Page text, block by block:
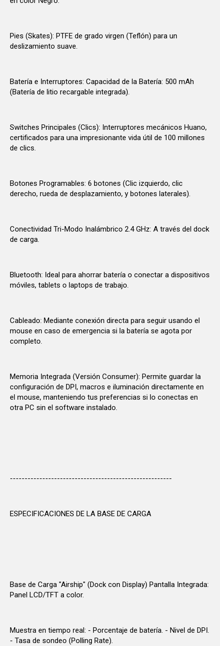
Pies (Skates): PTFE de grado virgen (Teflón) para un
deslizamiento suave.
Batería e Interruptores: Capacidad de la Batería: 500 mAh
(Batería de litio recargable integrada).
Switches Principales (Clics): Interruptores mecánicos Huano,
certificados para una impresionante vida útil de 100 millones
de clics.
Botones Programables: 6 botones (Clic izquierdo, clic
derecho, rueda de desplazamiento, y botones laterales).
Conectividad Tri-Modo Inalámbrico 2.4 GHz: A través del dock
de carga.
Bluetooth: Ideal para ahorrar batería o conectar a dispositivos
móviles, tablets o laptops de trabajo.
Cableado: Mediante conexión directa para seguir usando el
mouse en caso de emergencia si la batería se agota por
completo.
Memoria Integrada (Versión Consumer): Permite guardar la
configuración de DPI, macros e iluminación directamente en
el mouse, manteniendo tus preferencias si lo conectas en
otra PC sin el software instalado.
-------------------------------------------------------
ESPECIFICACIONES DE LA BASE DE CARGA
Base de Carga "Airship" (Dock con Display) Pantalla Integrada:
Panel LCD/TFT a color.
Muestra en tiempo real: - Porcentaje de batería. - Nivel de DPI.
- Tasa de sondeo (Polling Rate).